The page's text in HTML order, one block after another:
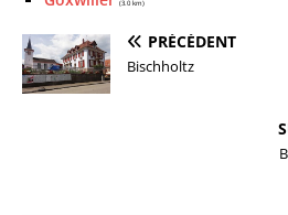
(3.0 km)
PRÉCÉDENT
Bischholtz